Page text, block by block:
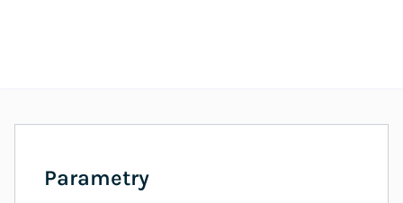
Parametry